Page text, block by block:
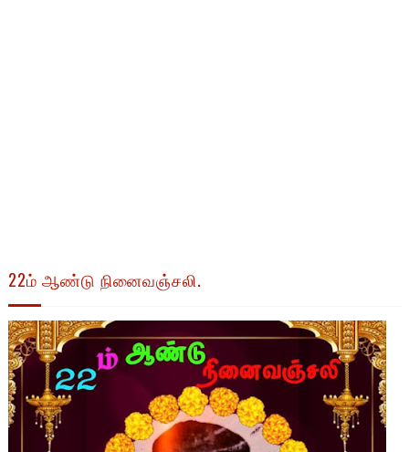
22ம் ஆண்டு நினைவஞ்சலி.